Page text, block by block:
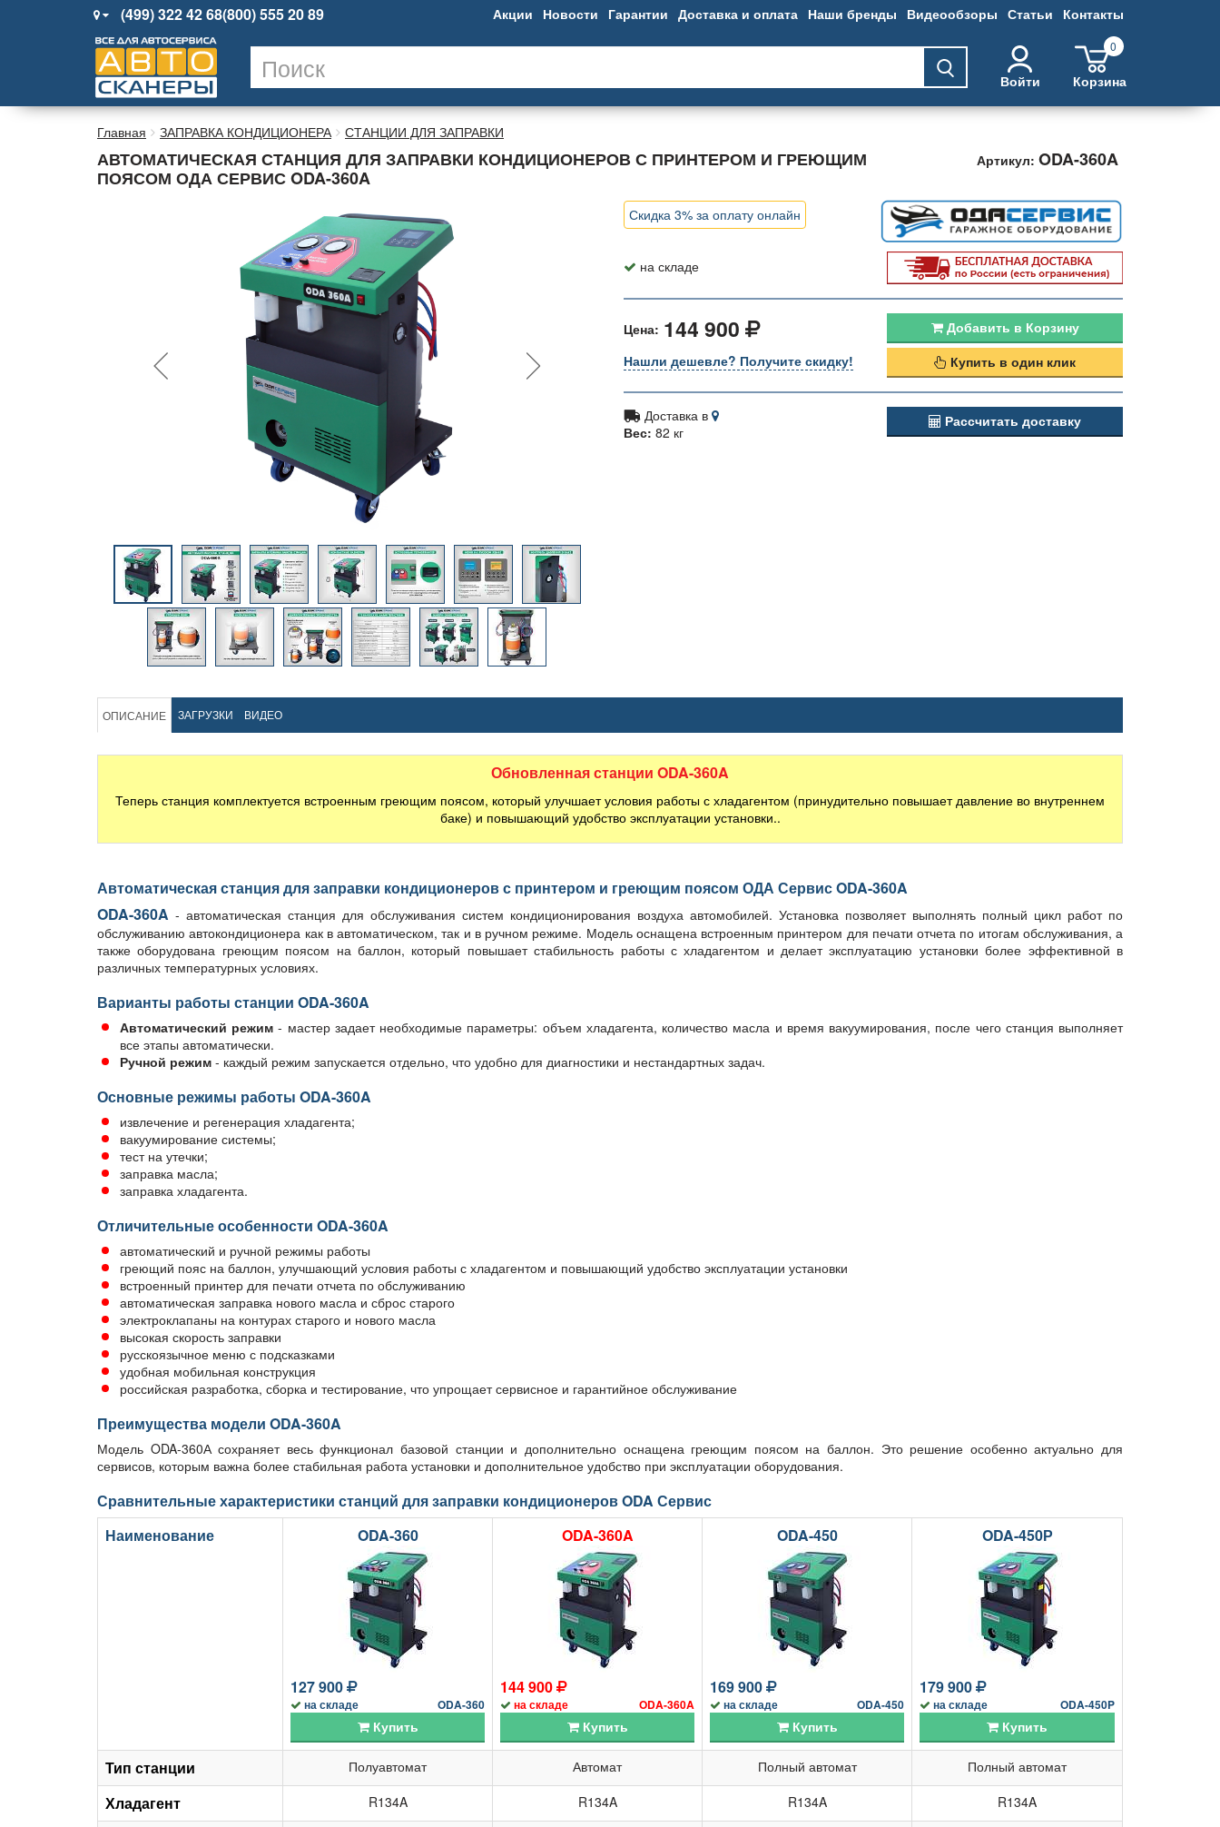
(499) 322 42 68(800) 555 20 89 Акции Новости Гарантии Доставка и оплата Наши бренды Видеообзоры Статьи Контакты
Войти
0
Корзина
Главная ЗАПРАВКА КОНДИЦИОНЕРА СТАНЦИИ ДЛЯ ЗАПРАВКИ
АВТОМАТИЧЕСКАЯ СТАНЦИЯ ДЛЯ ЗАПРАВКИ КОНДИЦИОНЕРОВ С ПРИНТЕРОМ И ГРЕЮЩИМ
ПОЯСОМ ОДА СЕРВИС ODA-360A
Артикул: ODA-360A
Скидка 3% за оплату онлайн
на складе
Цена: 144 900
Нашли дешевле? Получите скидку!
Добавить в Корзину
Купить в один клик
Доставка в
Вес: 82 кг
Рассчитать доставку
ОПИСАНИЕ ЗАГРУЗКИ ВИДЕО
Обновленная станции ODA-360A
Теперь станция комплектуется встроенным греющим поясом, который улучшает условия работы с хладагентом (принудительно повышает давление во внутреннем
баке) и повышающий удобство эксплуатации установки..
Автоматическая станция для заправки кондиционеров с принтером и греющим поясом ОДА Сервис ODA-360A
ODA-360A - автоматическая станция для обслуживания систем кондиционирования воздуха автомобилей. Установка позволяет выполнять полный цикл работ по
обслуживанию автокондиционера как в автоматическом, так и в ручном режиме. Модель оснащена встроенным принтером для печати отчета по итогам обслуживания, а
также оборудована греющим поясом на баллон, который повышает стабильность работы с хладагентом и делает эксплуатацию установки более эффективной в
различных температурных условиях.
Варианты работы станции ODA-360A
Автоматический режим - мастер задает необходимые параметры: объем хладагента, количество масла и время вакуумирования, после чего станция выполняет
все этапы автоматически.
Ручной режим - каждый режим запускается отдельно, что удобно для диагностики и нестандартных задач.
Основные режимы работы ODA-360A
извлечение и регенерация хладагента;
вакуумирование системы;
тест на утечки;
заправка масла;
заправка хладагента.
Отличительные особенности ODA-360A
автоматический и ручной режимы работы
греющий пояс на баллон, улучшающий условия работы с хладагентом и повышающий удобство эксплуатации установки
встроенный принтер для печати отчета по обслуживанию
автоматическая заправка нового масла и сброс старого
электроклапаны на контурах старого и нового масла
высокая скорость заправки
русскоязычное меню с подсказками
удобная мобильная конструкция
российская разработка, сборка и тестирование, что упрощает сервисное и гарантийное обслуживание
Преимущества модели ODA-360A
Модель ODA-360А сохраняет весь функционал базовой станции и дополнительно оснащена греющим поясом на баллон. Это решение особенно актуально для
сервисов, которым важна более стабильная работа установки и дополнительное удобство при эксплуатации оборудования.
Сравнительные характеристики станций для заправки кондиционеров ODA Сервис
Наименование
ODA-360
127 900
на складе ODA-360
Купить
ODA-360A
144 900
на складе ODA-360A
Купить
ODA-450
169 900
на складе ODA-450
Купить
ODA-450Р
179 900
на складе ODA-450P
Купить
Тип станции Полуавтомат Автомат Полный автомат Полный автомат
Хладагент R134A R134A R134A R134A